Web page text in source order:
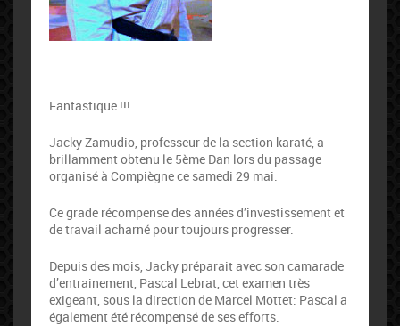
Fantastique !!!
Jacky Zamudio, professeur de la section karaté, a
brillamment obtenu le 5ème Dan lors du passage
organisé à Compiègne ce samedi 29 mai.
Ce grade récompense des années d’investissement et
de travail acharné pour toujours progresser.
Depuis des mois, Jacky préparait avec son camarade
d’entrainement, Pascal Lebrat, cet examen très
exigeant, sous la direction de Marcel Mottet: Pascal a
également été récompensé de ses efforts.